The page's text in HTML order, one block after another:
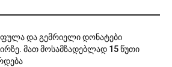
და გემრიელი დონატები
მათ მოსამზადებლად 15 წუთი